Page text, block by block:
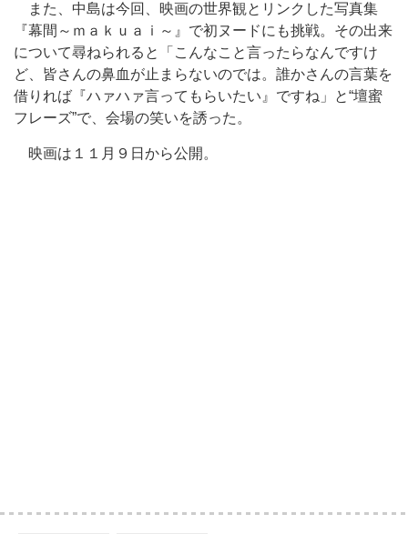
また、中島は今回、映画の世界観とリンクした写真集
『幕間～ｍａｋｕａｉ～』で初ヌードにも挑戦。その出来
について尋ねられると「こんなこと言ったらなんですけ
ど、皆さんの鼻血が止まらないのでは。誰かさんの言葉を
借りれば『ハァハァ言ってもらいたい』ですね」と“壇蜜
フレーズ”で、会場の笑いを誘った。
映画は１１月９日から公開。